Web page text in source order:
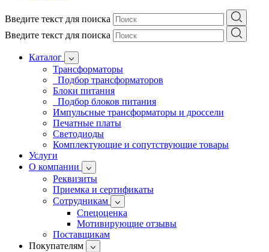
Введите текст для поиска
Введите текст для поиска
Каталог
Трансформаторы
Подбор трансформаторов
Блоки питания
Подбор блоков питания
Импульсные трансформаторы и дроссели
Печатные платы
Светодиоды
Комплектующие и сопутствующие товары
Услуги
О компании
Реквизиты
Приемка и сертификаты
Сотрудникам
Спецоценка
Мотивирующие отзывы
Поставщикам
Покупателям